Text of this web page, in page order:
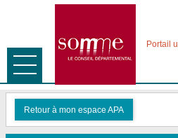
Portail
Ouvrir le menu
ACCUEIL
ALLOCATION PERSONNALISÉE
Retour à mon espace APA